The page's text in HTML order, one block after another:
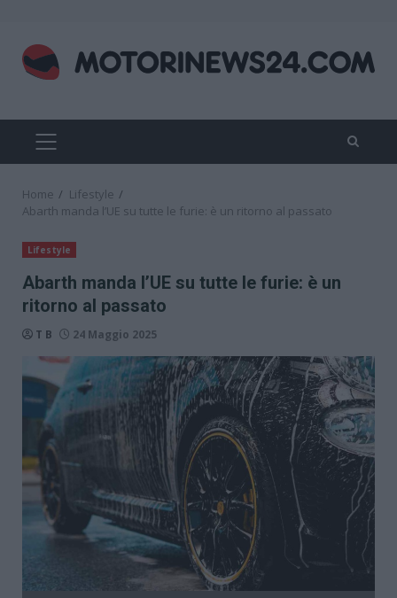
content
PRIMARY
MENU
Home
Lifestyle
Abarth manda l’UE su tutte le furie: è un ritorno al passato
Lifestyle
Abarth manda l’UE su tutte le furie: è un
ritorno al passato
T B 24 Maggio 2025